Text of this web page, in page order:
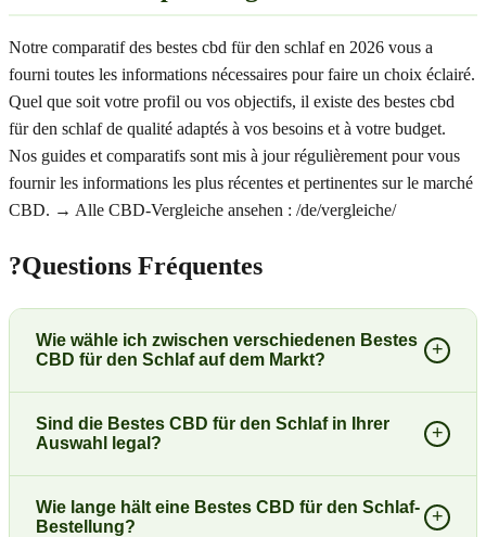
Notre comparatif des bestes cbd für den schlaf en 2026 vous a
fourni toutes les informations nécessaires pour faire un choix éclairé.
Quel que soit votre profil ou vos objectifs, il existe des bestes cbd
für den schlaf de qualité adaptés à vos besoins et à votre budget.
Nos guides et comparatifs sont mis à jour régulièrement pour vous
fournir les informations les plus récentes et pertinentes sur le marché
CBD. → Alle CBD-Vergleiche ansehen : /de/vergleiche/
?Questions Fréquentes
Wie wähle ich zwischen verschiedenen Bestes
CBD für den Schlaf auf dem Markt?
+
Sind die Bestes CBD für den Schlaf in Ihrer
Auswahl legal?
+
Wie lange hält eine Bestes CBD für den Schlaf-
Bestellung?
+